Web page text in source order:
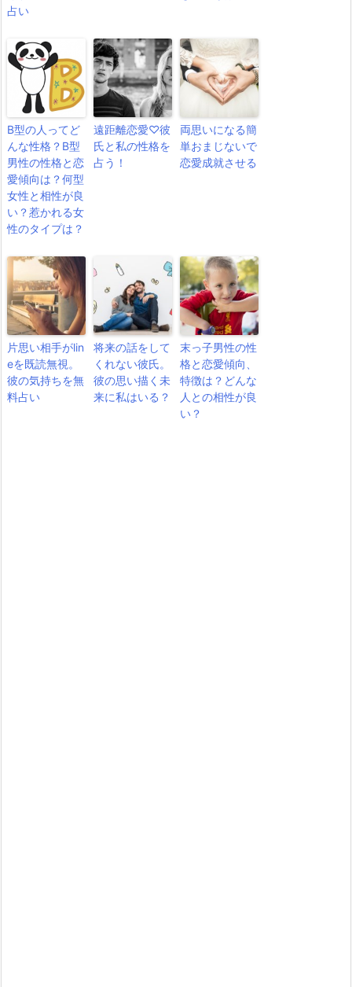
占い
B型の人ってど
んな性格？B型
男性の性格と恋
愛傾向は？何型
女性と相性が良
い？惹かれる女
性のタイプは？
遠距離恋愛♡彼
氏と私の性格を
占う！
両思いになる簡
単おまじないで
恋愛成就させる
片思い相手がlin
eを既読無視。
彼の気持ちを無
料占い
将来の話をして
くれない彼氏。
彼の思い描く未
来に私はいる？
末っ子男性の性
格と恋愛傾向、
特徴は？どんな
人との相性が良
い？